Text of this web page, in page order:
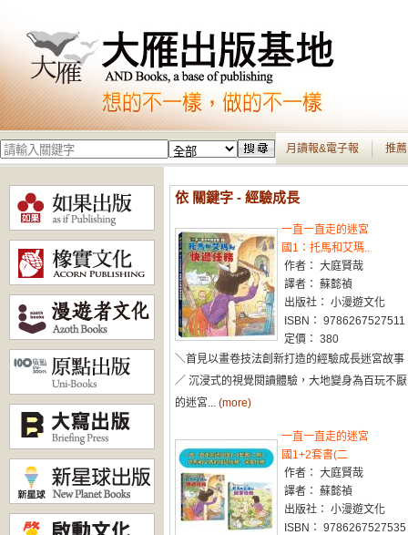
月讀報&電子報 推
依 關鍵字 - 經驗成長
一直一直走的迷宮
國1：托馬和艾瑪..
作者： 大庭賢哉
譯者： 蘇懿禎
出版社： 小漫遊文化
ISBN： 9786267527511
定價： 380
＼首見以畫卷技法創新打造的經驗成長迷宮故事
／ 沉浸式的視覺閱讀體驗，大地變身為百玩不厭
的迷宮... (more)
一直一直走的迷宮
國1+2套書(二
作者： 大庭賢哉
譯者： 蘇懿禎
出版社： 小漫遊文化
ISBN： 9786267527535